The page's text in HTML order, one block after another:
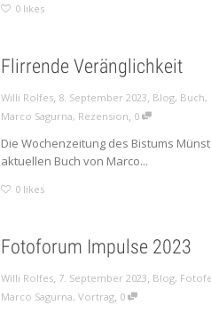
0 likes
Flirrende Veränglichkeit
Willi Rolfes, 8. September 2023, Blog, Buch,
Marco Sagurna, Rezension, 0
Die Wochenzeitung des Bistums
aktuellen Buch von Marco...
0 likes
Fotoforum Impulse 2023
Willi Rolfes, 7. September 2023, Blog,
Marco Sagurna,Vortrag, 0